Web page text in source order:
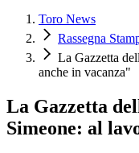
Toro News
Rassegna
La Gazzetta
anche in vacanza"
La Gazzetta
Simeone: al